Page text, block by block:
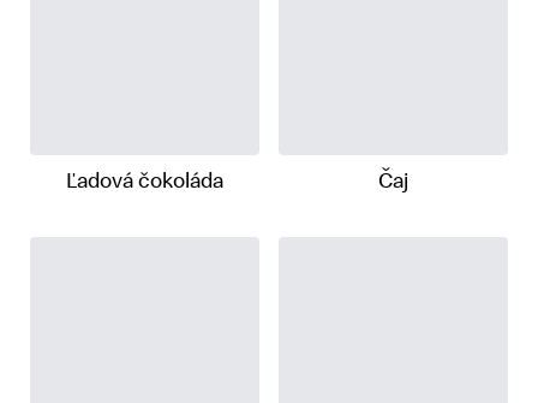
Ľadová čokoláda Čaj